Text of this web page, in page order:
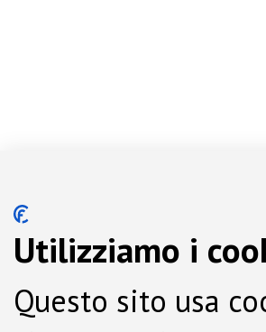
Utilizziamo i
Questo sito usa